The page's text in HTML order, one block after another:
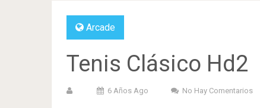
Arcade
Tenis Clásico Hd2
6 Años Ago No Hay Comentarios